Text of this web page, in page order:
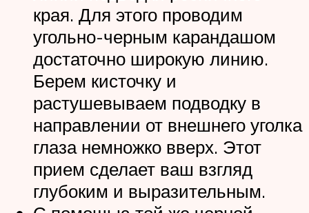
края. Для этого проводим
угольно-черным карандашом
достаточно широкую линию.
Берем кисточку и
растушевываем подводку в
направлении от внешнего уголка
глаза немножко вверх. Этот
прием сделает ваш взгляд
глубоким и выразительным.